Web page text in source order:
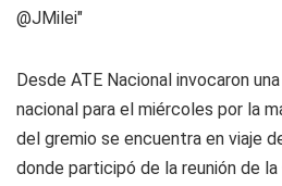
@JMilei"
Desde ATE Nacional invocaron
nacional para el miércoles por la
del gremio se encuentra en viaje
donde participó de la reunión de